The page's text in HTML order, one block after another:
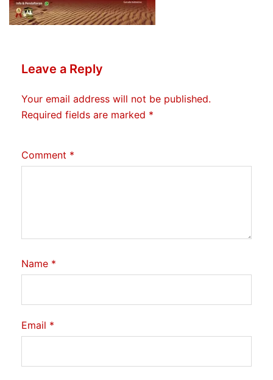
Leave a Reply
Your email address will not be published.
Required fields are marked *
Comment *
Name *
Email *